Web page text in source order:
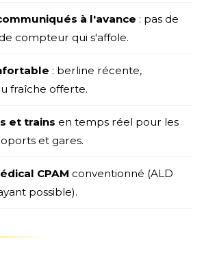
à l'avance : pas de
compteur qui s'affole.
: berline récente,
fraîche offerte.
et trains en temps réel pour les
et gares.
CPAM conventionné (ALD
possible).